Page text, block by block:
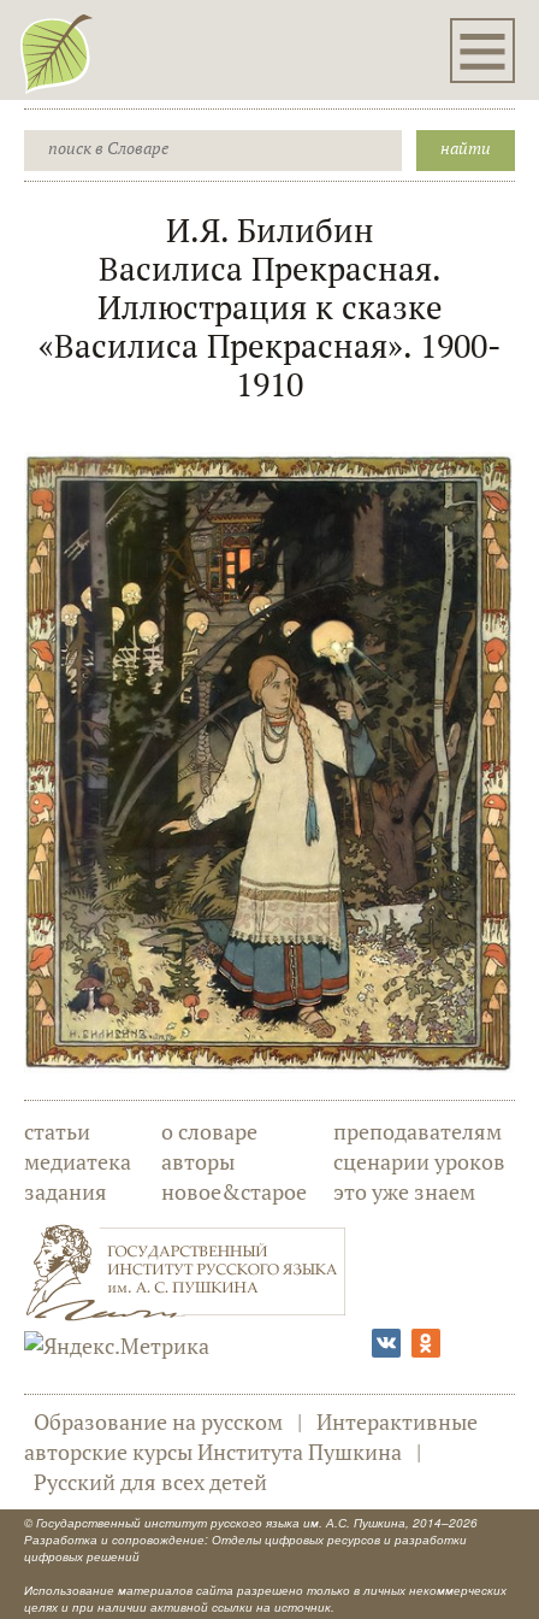
И.Я. Билибин
Василиса Прекрасная.
Иллюстрация к сказке
«Василиса Прекрасная». 1900-
1910
статьи
медиатека
задания
о словаре
авторы
новое&старое
преподавателям
сценарии уроков
это уже знаем
Образование на русском | Интерактивные
авторские курсы Института Пушкина |
Русский для всех детей
© Государственный институт русского языка им. А.С. Пушкина, 2014–2026
Разработка и сопровождение: Отделы цифровых ресурсов и разработки
цифровых решений
Использование материалов сайта разрешено только в личных некоммерческих
целях и при наличии активной ссылки на источник.